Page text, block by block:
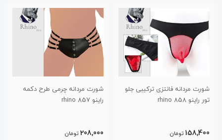
شورت مردانه فانتزی ترکیبی جلو
تور راینو 858 rhino
158,400 تومان
شورت مردانه چرمی طرح دکمه
راینو 857 rhino
208,000 تومان